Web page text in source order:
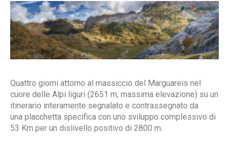
Quattro giorni attorno al massiccio del Marguareis nel
cuore delle Alpi liguri (2651 m, massima elevazione) su un
itinerario interamente segnalato e contrassegnato da
una placchetta specifica con uno sviluppo complessivo di
53 Km per un dislivello positivo di 2800 m.